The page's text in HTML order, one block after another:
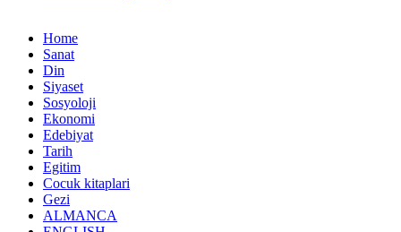
Home
Sanat
Din
Siyaset
Sosyoloji
Ekonomi
Edebiyat
Tarih
Egitim
Cocuk kitaplari
Gezi
ALMANCA